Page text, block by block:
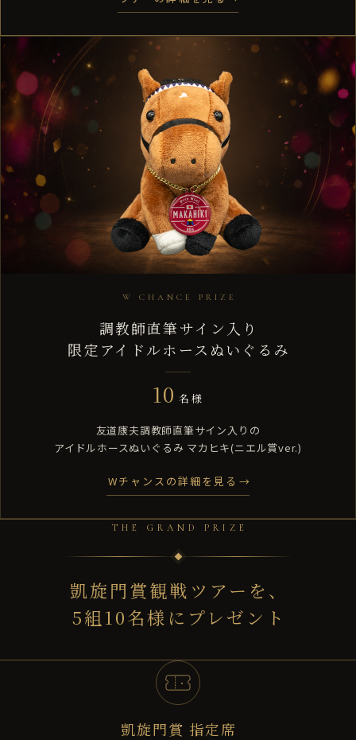
W CHANCE PRIZE
調教師直筆サイン入り
限定アイドルホースぬいぐるみ
10 名様
友道康夫調教師直筆サイン入りの
アイドルホースぬいぐるみ マカヒキ(ニエル賞ver.)
Wチャンスの詳細を見る
THE GRAND PRIZE
凱旋門賞観戦ツアーを、
5組10名様にプレゼント
凱旋門賞 指定席